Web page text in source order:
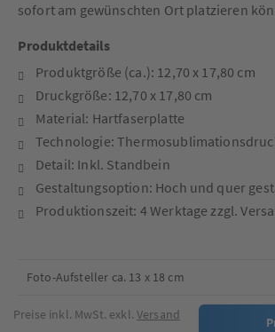
sofort am gewünschten Ort platzieren
Produktdetails
Produktgröße (ca.): 12,70 x 17,80 cm
Druckgröße: 12,70 x 17,80 cm
Material: Hartfaserplatte
Technologie:
Detail: Inkl. Standbein
Gestaltungsoption: Hoch und quer
Produktionszeit: 4 Werktage zzgl.
Foto-Aufsteller ca. 13 x 18 cm
Preise inkl. MwSt. exkl.Versand